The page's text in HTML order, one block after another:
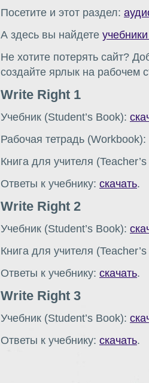
Посетите и этот раздел:
А здесь вы найдете
Не хотите потерять сайт?
создайте ярлык на рабочем
Write Right 1
Учебник (Student’s Book):
Рабочая тетрадь (Workbook):
Книга для учителя
Ответы к учебнику: скачать.
Write Right 2
Учебник (Student’s Book):
Книга для учителя
Ответы к учебнику: скачать.
Write Right 3
Учебник (Student’s Book):
Ответы к учебнику: скачать.